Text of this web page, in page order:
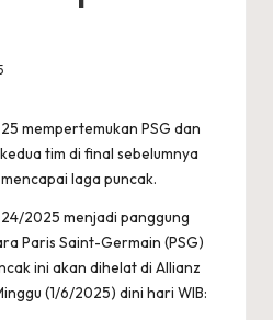
mempertemukan PSG dan
tim di final sebelumnya
laga puncak.
2025 menjadi panggung
Paris Saint-Germain (PSG)
ini akan dihelat di Allianz
(1/6/2025) dini hari WIB: